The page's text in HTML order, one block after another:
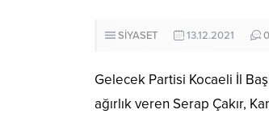
SİYASET 13.12.2021 0
Gelecek Partisi Kocaeli İl
ağırlık veren Serap Çakır,